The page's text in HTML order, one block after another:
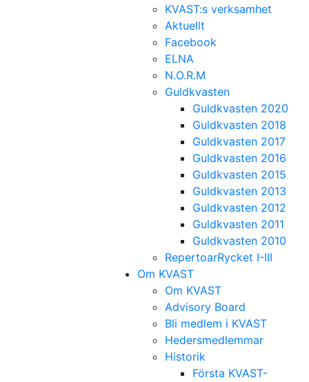
KVAST:s verksamhet
Aktuellt
Facebook
ELNA
N.O.R.M
Guldkvasten
Guldkvasten 2020
Guldkvasten 2018
Guldkvasten 2017
Guldkvasten 2016
Guldkvasten 2015
Guldkvasten 2013
Guldkvasten 2012
Guldkvasten 2011
Guldkvasten 2010
RepertoarRycket I-III
Om KVAST
Om KVAST
Advisory Board
Bli medlem i KVAST
Hedersmedlemmar
Historik
Första KVAST-